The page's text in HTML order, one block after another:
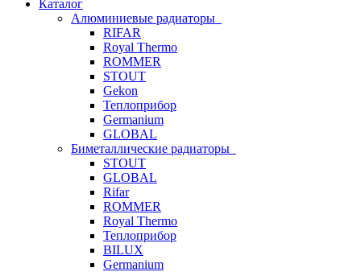
Каталог
Алюминиевые радиаторы
RIFAR
Royal Thermo
ROMMER
STOUT
Gekon
Теплоприбор
Germanium
GLOBAL
Биметаллические радиаторы
STOUT
GLOBAL
Rifar
ROMMER
Royal Thermo
Теплоприбор
BILUX
Germanium